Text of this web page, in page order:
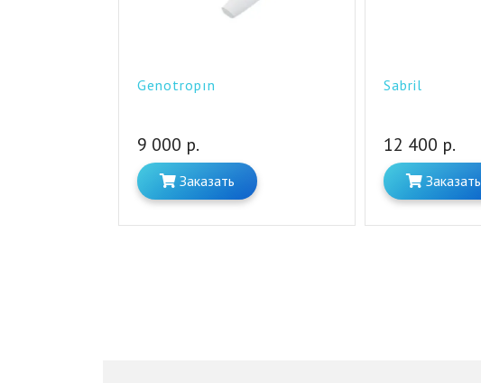
Genotropın
9 000 р.
Заказать
Sabril
12 400 р.
Заказать